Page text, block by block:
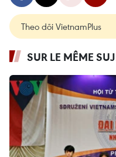
Theo dõi VietnamPlus
SUR LE MÊME